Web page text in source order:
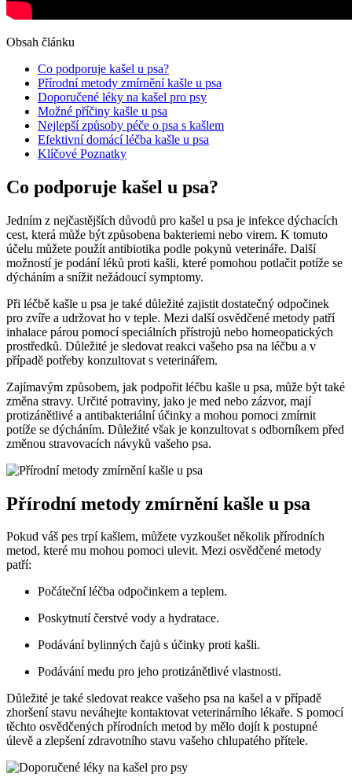
Obsah článku
Co podporuje kašel u psa?
Přírodní metody zmírnění kašle u psa
Doporučené léky na kašel pro psy
Možné příčiny kašle u psa
Nejlepší způsoby péče o psa s kašlem
Efektivní domácí léčba kašle u psa
Klíčové Poznatky
Co podporuje kašel u psa?
Jedním z nejčastějších důvodů pro kašel u psa je infekce dýchacích
cest, která může být způsobena bakteriemi nebo virem. K tomuto
účelu můžete použít antibiotika podle pokynů veterináře. Další
možností je podání léků proti kašli, které pomohou potlačit potíže se
dýcháním a snížit nežádoucí symptomy.
Při léčbě kašle u psa je také důležité zajistit dostatečný odpočinek
pro zvíře a udržovat ho v teple. Mezi další osvědčené metody patří
inhalace párou pomocí speciálních přístrojů nebo homeopatických
prostředků. Důležité je sledovat reakci vašeho psa na léčbu a v
případě potřeby konzultovat s veterinářem.
Zajímavým způsobem, jak podpořit léčbu kašle u psa, může být také
změna stravy. Určité potraviny, jako je med nebo zázvor, mají
protizánětlivé a antibakteriální účinky a mohou pomoci zmírnit
potíže se dýcháním. Důležité však je konzultovat s odborníkem před
změnou stravovacích návyků vašeho psa.
Přírodní metody zmírnění kašle u psa
Pokud váš pes trpí kašlem, můžete vyzkoušet několik přírodních
metod, které mu mohou pomoci ulevit. Mezi osvědčené metody
patří:
Počáteční léčba odpočinkem a teplem.
Poskytnutí čerstvé vody a hydratace.
Podávání bylinných čajů s účinky proti kašli.
Podávání medu pro jeho protizánětlivé vlastnosti.
Důležité je také sledovat reakce vašeho psa na kašel a v případě
zhoršení stavu neváhejte kontaktovat veterinárního lékaře. S pomocí
těchto osvědčených přírodních metod by mělo dojít k postupné
úlevě a zlepšení zdravotního stavu vašeho chlupatého přítele.